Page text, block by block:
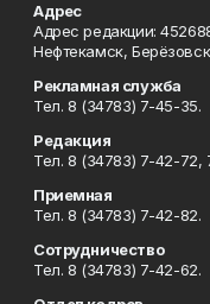
Адрес
Адрес редакции:
Нефтекамск,
Рекламная служба
Тел. 8 (34783) 7-45-35.
Редакция
Тел. 8 (34783) 7-42-72,
Приемная
Тел. 8 (34783) 7-42-82.
Сотрудничество
Тел. 8 (34783) 7-42-62.